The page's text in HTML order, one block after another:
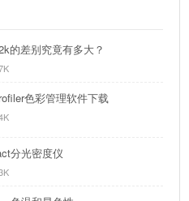
的差别究竟有多大？
色彩管理软件下载
分光密度仪